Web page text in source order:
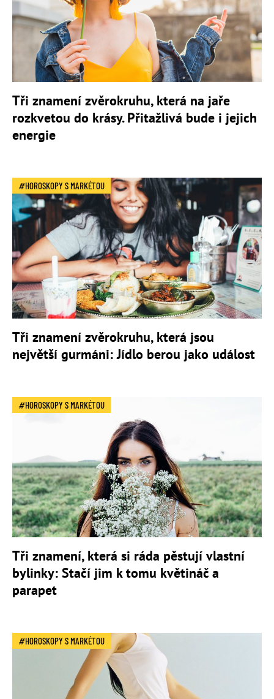
Tři znamení zvěrokruhu, která na jaře
rozkvetou do krásy. Přitažlivá bude i jejich
energie
HOROSKOPY S MARKÉTOU
Tři znamení zvěrokruhu, která jsou
největší gurmáni: Jídlo berou jako událost
HOROSKOPY S MARKÉTOU
Tři znamení, která si ráda pěstují vlastní
bylinky: Stačí jim k tomu květináč a
parapet
HOROSKOPY S MARKÉTOU